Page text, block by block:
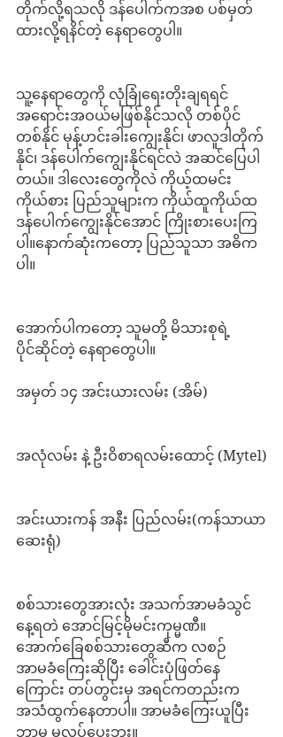
တိုက်လို့ရသလို ဒန်ပေါက်ကအစ ပစ်မှတ်
ထားလို့ရနိင်တဲ့ နေရာတွေပါ။
သူ့နေရာတွေကို လုံခြုံရေးတိုးချရရင်
အရောင်းအဝယ်မဖြစ်နိုင်သလို တစ်ပိုင်
တစ်နိုင် မုန့်ဟင်းခါးကျွေးနိုင်၊ ဖာလူဒါတိုက်
နိုင်၊ ဒန်ပေါက်ကျွေးနိုင်ရင်လဲ အဆင်ပြေပါ
တယ်။ ဒါလေးတွေကိုလဲ ကိုယ့်ထမင်း
ကိုယ်စား ပြည်သူများက ကိုယ်ထူကိုယ်ထ
ဒန်ပေါက်ကျွေးနိုင်အောင် ကြိုးစားပေးကြ
ပါ။နောက်ဆုံးကတော့ ပြည်သူသာ အဓိက
ပါ။
အောက်ပါကတော့ သူမတို့ မိသားစုရဲ့
ပိုင်ဆိုင်တဲ့ နေရာတွေပါ။
အမှတ် ၁၄ အင်းယားလမ်း (အိမ်)
အလုံလမ်း နဲ့ ဦးဝိစာရလမ်းထောင့် (Mytel)
အင်းယားကန် အနီး ပြည်လမ်း(ကန်သာယာ
ဆေးရုံ)
စစ်သားတွေအားလုံး အသက်အာမခံသွင်
နေ့ရတဲ အောင်မြင့်မိုမင်းကုမ္မဏီ။
အောက်ခြေစစ်သားတွေဆီက လစဉ်
အာမခံကြေးဆိုပြီး ခေါင်းပုံဖြတ်နေ
ကြောင်း တပ်တွင်းမှ အရင်ကတည်းက
အသံထွက်နေတာပါ။ အာမခံကြေးယူပြီး
ဘာမှ မလုပ်ပေးဘူး။